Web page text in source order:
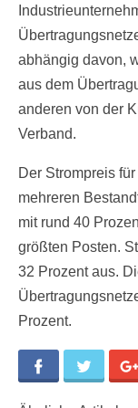
abhängig davon,
aus dem
anderen von der
Verband.
Der Strompreis
mehreren
mit rund 40
größten Posten.
32 Prozent aus.
Prozent.
Facebook Twitter